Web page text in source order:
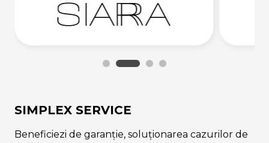
SIMPLEX SERVICE
Beneficiezi de garanție, soluționarea cazurilor de